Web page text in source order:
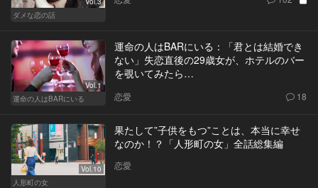
ダメな恋の話
Vol.1
運命の人はBARにいる
運命の人はBARにいる：「君とは結婚でき
ない」失恋直後の29歳女が、ホテルのバー
を覗いてみたら…
恋愛 18
Vol.10
人形町の女
果たして”子供をもつ”ことは、本当に幸せ
なのか！？「人形町の女」全話総集編
恋愛